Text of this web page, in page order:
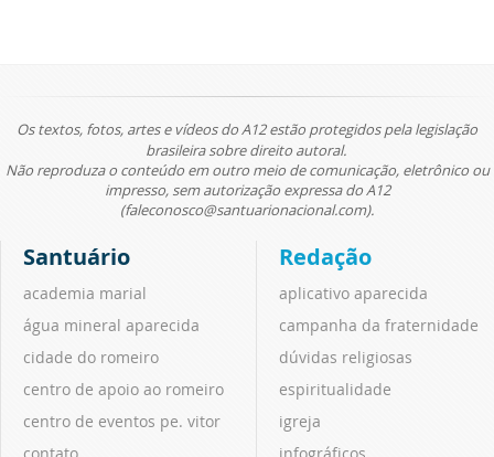
Os textos, fotos, artes e vídeos do A12 estão protegidos pela legislação
brasileira sobre direito autoral.
Não reproduza o conteúdo em outro meio de comunicação, eletrônico ou
impresso, sem autorização expressa do A12
(faleconosco@santuarionacional.com).
Santuário
academia marial
água mineral aparecida
cidade do romeiro
centro de apoio ao romeiro
centro de eventos pe. vitor
Redação
aplicativo aparecida
campanha da fraternidade
dúvidas religiosas
espiritualidade
igreja